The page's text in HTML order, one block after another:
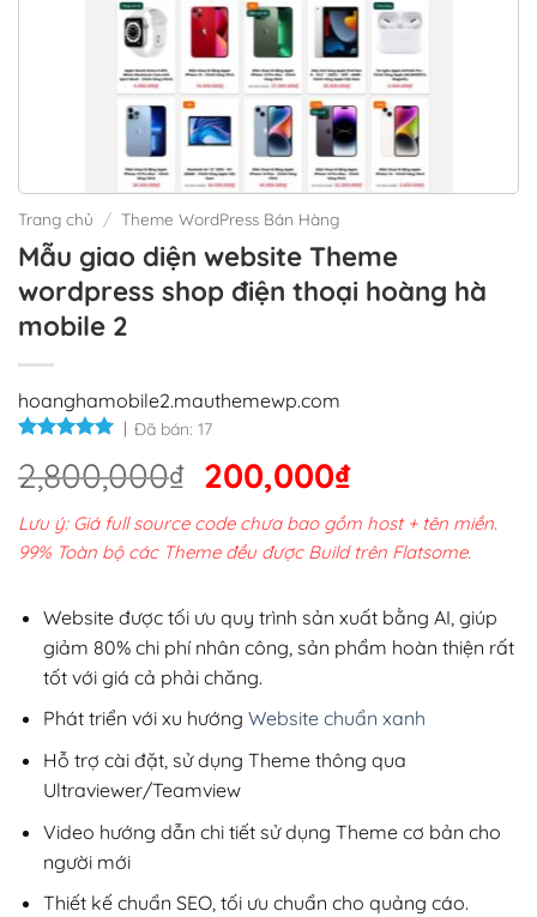
Trang chủ / Theme WordPress Bán Hàng
Mẫu giao diện website Theme
wordpress shop điện thoại hoàng hà
mobile 2
hoanghamobile2.mauthemewp.com
Đã bán: 17
2,800,000₫ Giá
gốc
là:
2,800,000₫.
200,000₫Giá
hiện
tại
200,000₫.
Lưu ý: Giá full source code chưa bao gồm host + tên miền.
99% Toàn bộ các Theme đều được Build trên Flatsome.
Website được tối ưu quy trình sản xuất bằng AI, giúp
giảm 80% chi phí nhân công, sản phẩm hoàn thiện rất
tốt với giá cả phải chăng.
Phát triển với xu hướng Website chuẩn xanh
Hỗ trợ cài đặt, sử dụng Theme thông qua
Ultraviewer/Teamview
Video hướng dẫn chi tiết sử dụng Theme cơ bản cho
người mới
Thiết kế chuẩn SEO, tối ưu chuẩn cho quảng cáo.